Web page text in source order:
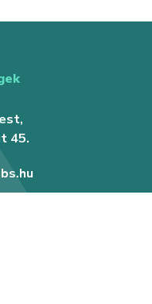
45.